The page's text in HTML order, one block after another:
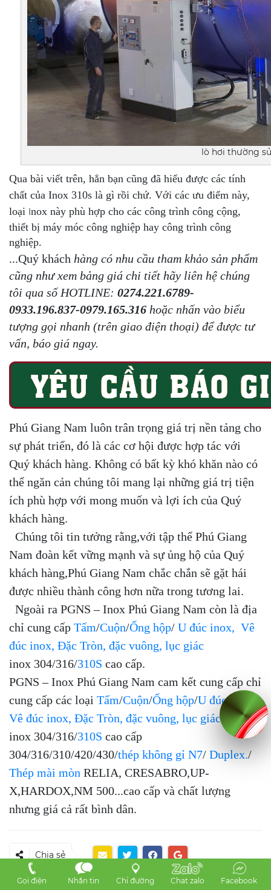
lò hơi thường
Qua bài viết trên, hẳn bạn cũng đã hiểu được các tính
chất của Inox 310s là gì rồi chứ. Với các ưu điểm này,
loại Inox này phù hợp cho các công trình công cộng,
thiết bị máy móc công nghiệp hay công trình công
nghiệp.
...Quý khách hàng có nhu cầu tham khảo sản phẩm
cũng như xem bảng giá chi tiết hãy liên hệ chúng
tôi qua số HOTLINE: 0274.221.6789-
0933.196.837-0979.165.316 hoặc nhấn vào biểu
tượng gọi nhanh (trên giao điện thoại) để được tư
vấn, báo giá ngay.
Phú Giang Nam luôn trân trọng giá trị nền tảng cho
sự phát triển, đó là các cơ hội được hợp tác với
Quý khách hàng. Không có bất kỳ khó khăn nào có
thể ngăn cản chúng tôi mang lại những giá trị tiện
ích phù hợp với mong muốn và lợi ích của Quý
khách hàng.
Chúng tôi tin tưởng rằng,với tập thể Phú Giang
Nam đoàn kết vững mạnh và sự ủng hộ của Quý
khách hàng,Phú Giang Nam chắc chắn sẽ gặt hái
được nhiều thành công hơn nữa trong tương lai.
Ngoài ra PGNS – Inox Phú Giang Nam còn là địa
chỉ cung cấp Tấm/Cuộn/Ống hộp/ U đúc inox, Vê
đúc inox, Đặc Tròn, đặc vuông, lục giác
inox 304/316/310S cao cấp.
PGNS – Inox Phú Giang Nam cam kết cung cấp chỉ
cung cấp các loại Tấm/Cuộn/Ống hộp/U đúc inox,
Vê đúc inox, Đặc Tròn, đặc vuông, lục giác
inox 304/316/310S cao cấp
304/316/310/420/430/thép không gỉ N7/ Duplex./
Thép mài mòn RELIA, CRESABRO,UP-
X,HARDOX,NM 500...cao cấp và chất lượng
nhưng giá cả rất bình dân.
Chia sẻ
Gọi điện Nhắn tin Chỉ đường Chat zalo Facebook